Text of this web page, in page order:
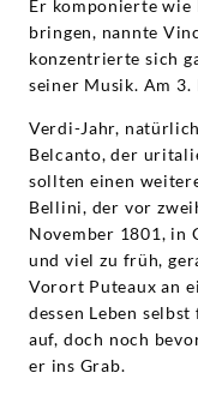
Er komponierte wie
bringen, nannte
konzentrierte sich
seiner Musik. Am 3.
Verdi-Jahr,
Belcanto, der
sollten einen
Bellini, der vor
November 1801, in
und viel zu früh,
Vorort Puteaux an
dessen Leben
auf, doch noch
er ins Grab.